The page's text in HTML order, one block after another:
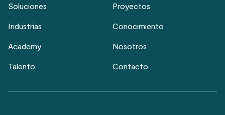
Soluciones Proyectos
Industrias Conocimiento
Academy Nosotros
Talento Contacto